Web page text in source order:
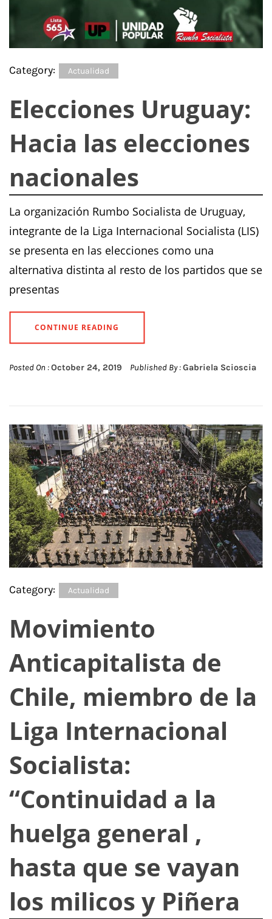
Category: Actualidad
Elecciones Uruguay:
Hacia las elecciones
nacionales
La organización Rumbo Socialista de Uruguay,
integrante de la Liga Internacional Socialista (LIS)
se presenta en las elecciones como una
alternativa distinta al resto de los partidos que se
presentas
CONTINUE READING
Posted On :October 24, 2019 Published By :Gabriela Scioscia
Category: Actualidad
Movimiento
Anticapitalista de
Chile, miembro de la
Liga Internacional
Socialista:
“Continuidad a la
huelga general ,
hasta que se vayan
los milicos y Piñera